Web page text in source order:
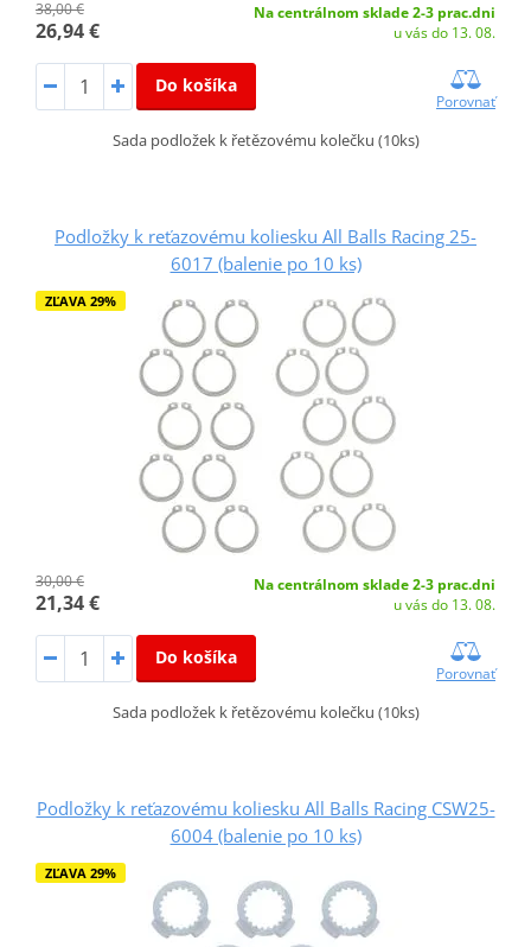
38,00 €
26,94 €
Na centrálnom sklade 2-3 prac.dni
u vás do 13. 08.
Do košíka
Porovnať
Sada podložek k řetězovému kolečku (10ks)
Podložky k reťazovému koliesku All Balls Racing 25-
6017 (balenie po 10 ks)
ZĽAVA 29%
30,00 €
21,34 €
Na centrálnom sklade 2-3 prac.dni
u vás do 13. 08.
Do košíka
Porovnať
Sada podložek k řetězovému kolečku (10ks)
Podložky k reťazovému koliesku All Balls Racing CSW25-
6004 (balenie po 10 ks)
ZĽAVA 29%